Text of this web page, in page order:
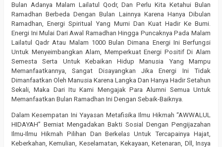
Bulan Adanya Malam Lailatul Qodr, Dan Perlu Kita Ketahui Bulan
Ramadhan Berbeda Dengan Bulan Lainnya Karena Hanya Dibulan
Ramadhan, Energi Spiritual Yang Murni Dan Kuat Hadir Ke Bumi.
Energi Ini Mulai Dari Awal Ramadhan Hingga Puncaknya Pada Malam
Lailatul Qadr Atau Malam 1000 Bulan Dimana Energi Ini Berfungsi
Untuk Menyeimbangkan Alam, Memperkuat Energi Positif Di Alam
Semesta Serta Untuk Kebaikan Hidup Manusia Yang Mampu
Memanfaatkannya, Sangat Disayangkan Jika Energi Ini Tidak
Dimanfaatkan Oleh Manusia Karena Langka Dan Hanya Hadir Setahun
Sekali, Maka Dari Itu Kami Mengajak Para Alumni Semua Untuk
Memanfaatkan Bulan Ramadhan Ini Dengan Sebaik-Baiknya.
Dalam Kesempatan Ini Yayasan Metafisika Ilmu Hikmah “AWWALUL
HIDAYAH” Berniat Mengadakan Bakti Sosial Dengan Pengijazahan
Ilmu-Ilmu Hikmah Pilihan Dan Berkelas Untuk Tercapainya Hajat,
Keberkahan, Kemulian, Keselamatan, Kekayaan, Ketenaran, Dll, Insya